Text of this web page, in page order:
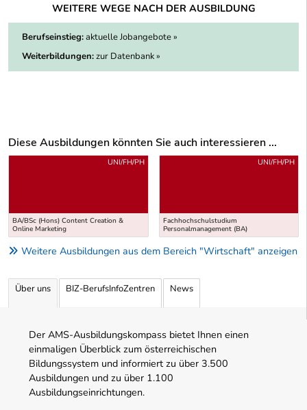
WEITERE WEGE NACH DER AUSBILDUNG
Berufseinstieg:aktuelle Jobangebote »
Weiterbildungen:zur Datenbank »
Diese Ausbildungen könnten Sie auch interessieren ...
Uber weitere Ausbildungsvorschläge
BA/BSc (Hons) Content Creation &
Online Marketing
UNI/FH/PH
Fachhochschulstudium
Personalmanagement (BA)
UNI/FH/PH
Weitere Ausbildungen aus dem Bereich "Wirtschaft" anzeigen
Über uns BIZ-BerufsInfoZentren News
Der AMS-Ausbildungskompass bietet Ihnen einen
einmaligen Überblick zum österreichischen
Bildungssystem und informiert zu über 3.500
Ausbildungen und zu über 1.100
Ausbildungseinrichtungen.